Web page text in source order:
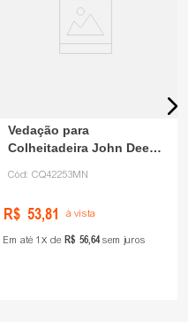
Vedação para
Colheitadeira John Deere
Cód: CQ42253MN
R$ 53,81 à vista
Em até 1 de R$ 5664sem juros